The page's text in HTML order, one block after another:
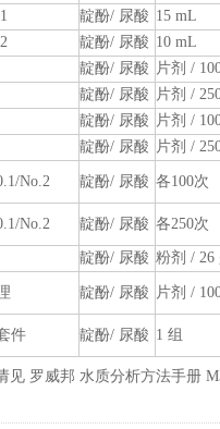
靛酚/ 尿酸 15 mL
靛酚/ 尿酸 10 mL
靛酚/ 尿酸 片剂 /
靛酚/ 尿酸 片剂 /
靛酚/ 尿酸 片剂 /
靛酚/ 尿酸 片剂 /
No.2 靛酚/ 尿酸 各100次
No.2 靛酚/ 尿酸 各250次
靛酚/ 尿酸 粉剂 / 26
靛酚/ 尿酸 片剂 /
件 靛酚/ 尿酸 1 组
见 罗威邦 水质分析方法手册